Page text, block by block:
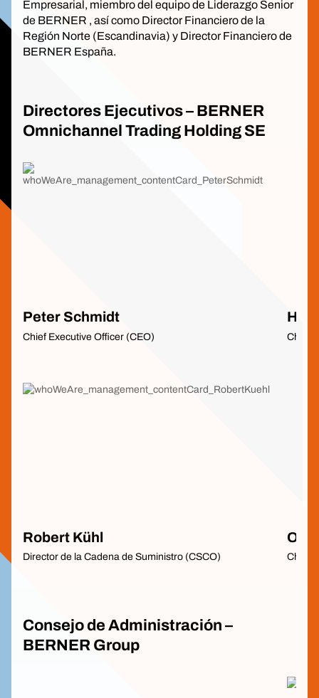
Empresarial, miembro del equipo de Liderazgo Senior
de BERNER , así como Director Financiero de la
Región Norte (Escandinavia) y Director Financiero de
BERNER España.
Directores Ejecutivos – BERNER
Omnichannel Trading Holding SE
Peter Schmidt
Chief Executive Officer (CEO) Chief
Robert Kühl
Director de la Cadena de Suministro (CSCO) Chief
Consejo de Administración –
BERNER Group